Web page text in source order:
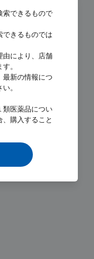
索できるもので
できるものでは
由により、店舗
。
最新の情報につ
。
類医薬品につい
購入すること